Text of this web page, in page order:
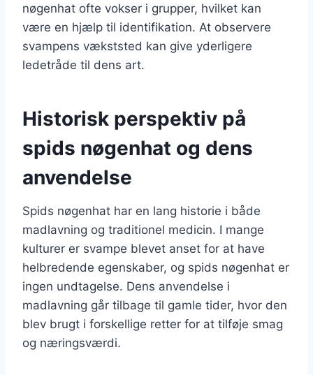
nøgenhat ofte vokser i grupper, hvilket kan
være en hjælp til identifikation. At observere
svampens vækststed kan give yderligere
ledetråde til dens art.
Historisk perspektiv på
spids nøgenhat og dens
anvendelse
Spids nøgenhat har en lang historie i både
madlavning og traditionel medicin. I mange
kulturer er svampe blevet anset for at have
helbredende egenskaber, og spids nøgenhat er
ingen undtagelse. Dens anvendelse i
madlavning går tilbage til gamle tider, hvor den
blev brugt i forskellige retter for at tilføje smag
og næringsværdi.